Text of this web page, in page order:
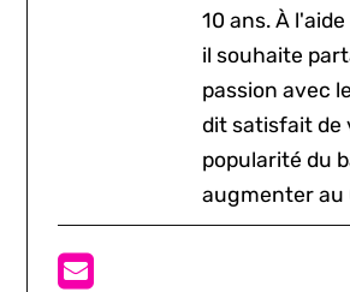
10 ans. À
il souhaite
passion avec
dit satisfait de
popularité du
augmenter au